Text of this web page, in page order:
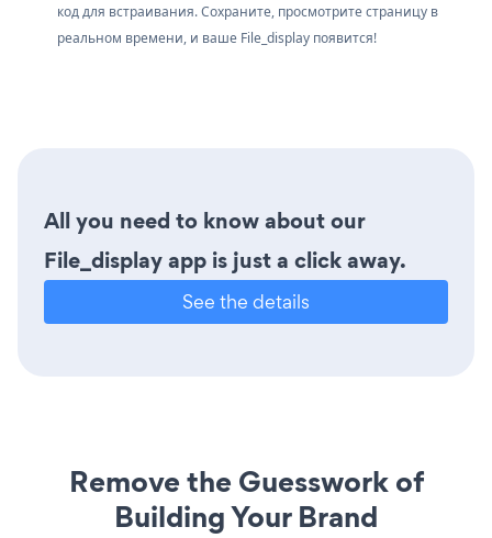
код для встраивания. Сохраните, просмотрите страницу в
реальном времени, и ваше File_display появится!
All you need to know about our
File_display app is just a click away.
See the details
Remove the Guesswork of
Building Your Brand